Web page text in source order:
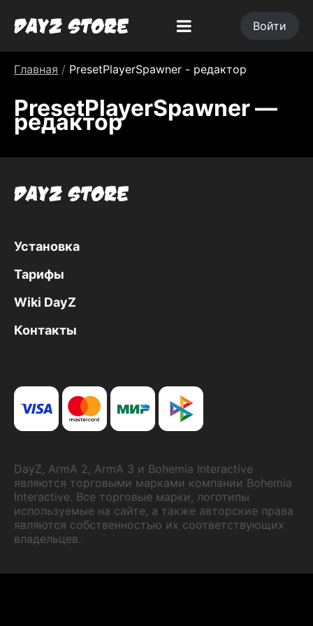
Войти
Главная / PresetPlayerSpawner - редактор
PresetPlayerSpawner —
редактор
Установка
Тарифы
Wiki DayZ
Контакты
DayZ, ArmA 2, ArmA 3 и Bohemia Interactive
являются торговыми марками компании Bohemia
Interactive. Все торговые марки, логотипы
используемые на сайте, а также авторские права
являются собственностью их соответствующих
владельцев.